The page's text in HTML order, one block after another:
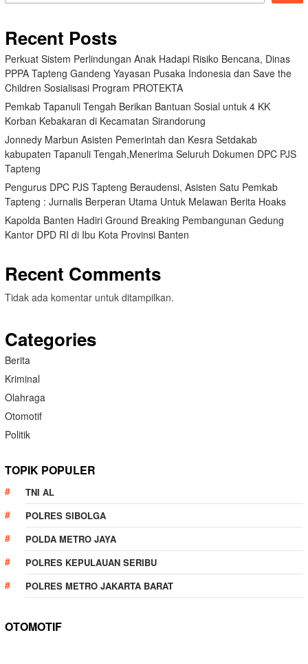
Recent Posts
Perkuat Sistem Perlindungan Anak Hadapi Risiko Bencana, Dinas
PPPA Tapteng Gandeng Yayasan Pusaka Indonesia dan Save the
Children Sosialisasi Program PROTEKTA
Pemkab Tapanuli Tengah Berikan Bantuan Sosial untuk 4 KK
Korban Kebakaran di Kecamatan Sirandorung
Jonnedy Marbun Asisten Pemerintah dan Kesra Setdakab
kabupaten Tapanuli Tengah,Menerima Seluruh Dokumen DPC PJS
Tapteng
Pengurus DPC PJS Tapteng Beraudensi, Asisten Satu Pemkab
Tapteng : Jurnalis Berperan Utama Untuk Melawan Berita Hoaks
Kapolda Banten Hadiri Ground Breaking Pembangunan Gedung
Kantor DPD RI di Ibu Kota Provinsi Banten
Recent Comments
Tidak ada komentar untuk ditampilkan.
Categories
Berita
Kriminal
Olahraga
Otomotif
Politik
TOPIK POPULER
TNI AL
POLRES SIBOLGA
POLDA METRO JAYA
POLRES KEPULAUAN SERIBU
POLRES METRO JAKARTA BARAT
OTOMOTIF